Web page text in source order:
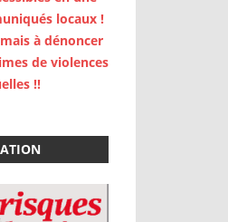
locaux !
à dénoncer
de violences
!!